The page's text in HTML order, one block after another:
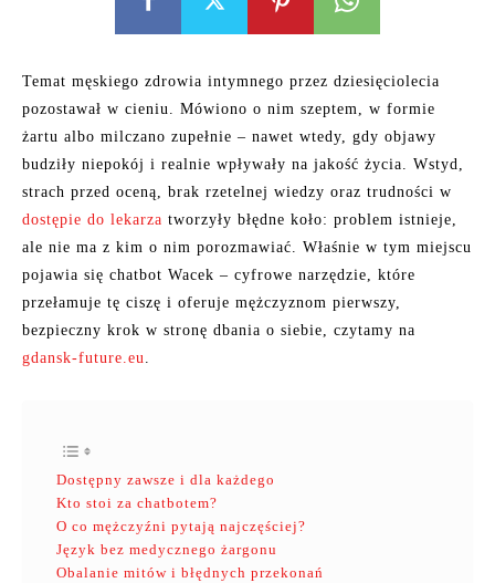
Temat męskiego zdrowia intymnego przez dziesięciolecia
pozostawał w cieniu. Mówiono o nim szeptem, w formie
żartu albo milczano zupełnie – nawet wtedy, gdy objawy
budziły niepokój i realnie wpływały na jakość życia. Wstyd,
strach przed oceną, brak rzetelnej wiedzy oraz trudności w
dostępie do lekarza tworzyły błędne koło: problem istnieje,
ale nie ma z kim o nim porozmawiać. Właśnie w tym miejscu
pojawia się chatbot Wacek – cyfrowe narzędzie, które
przełamuje tę ciszę i oferuje mężczyznom pierwszy,
bezpieczny krok w stronę dbania o siebie, czytamy na
gdansk-future.eu.
Dostępny zawsze i dla każdego
Kto stoi za chatbotem?
O co mężczyźni pytają najczęściej?
Język bez medycznego żargonu
Obalanie mitów i błędnych przekonań